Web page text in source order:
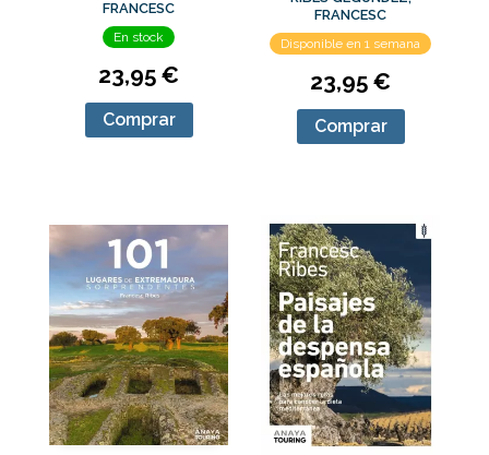
FRANCESC
En stock
23,95 €
Comprar
FRANCESC
Disponible en 1 semana
23,95 €
Comprar